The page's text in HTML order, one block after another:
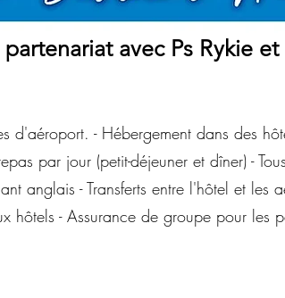
avec Ps Rykie
d'aéroport. - Hébergement dans des
par jour (petit-déjeuner et dîner) -
anglais - Transferts entre l'hôtel et les
hôtels - Assurance de groupe pour les